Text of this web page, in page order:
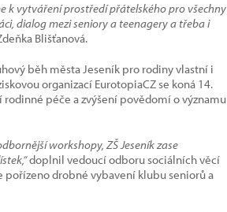
k vytváření prostředí přátelského pro všechny
dialog mezi seniory a teenagery a třeba i
Blišťanová.
běh města Jeseník pro rodiny vlastní i
organizací EurotopiaCZ se koná 14.
péče a zvýšení povědomí o významu
workshopy, ZŠ Jeseník zase
doplnil vedoucí odboru sociálních věcí
pořízeno drobné vybavení klubu seniorů a